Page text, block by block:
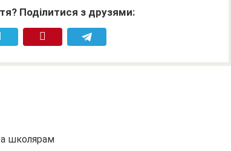
Поділитися з друзями:
школярам